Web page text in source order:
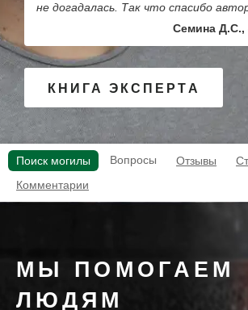
не догадалась. Так что спасибо
Семина Д.С.,
КНИГА ЭКСПЕРТА
Поиск могилы Вопросы Отзывы
Комментарии
МЫ ПОМОГАЕМ
ЛЮДЯМ